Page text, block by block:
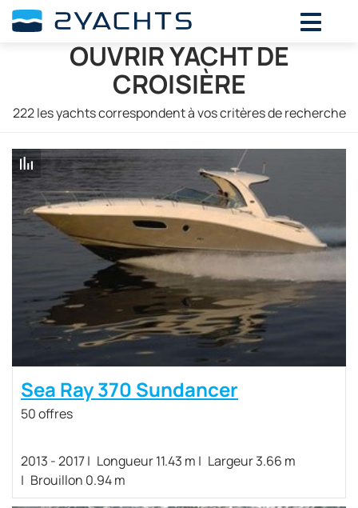
OUVRIR YACHT DE
CROISIÈRE
222les yachts correspondent à vos critères de recherche
Sea Ray 370 Sundancer
50 offres
2013 - 2017 Longueur 11.43 m
Largeur 3.66 m
Brouillon 0.94 m